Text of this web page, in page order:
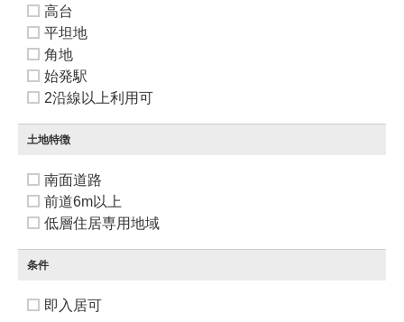
高台
平坦地
角地
始発駅
2沿線以上利用可
土地特徴
南面道路
前道6m以上
低層住居専用地域
条件
即入居可